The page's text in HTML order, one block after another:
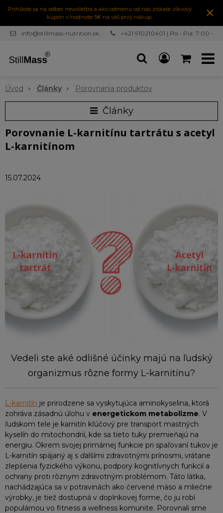
Prihláste sa na odber newslettra a ako odmenu od nás získate zľavový
kupón v hodnote 5€ na váš prvý nákup.
×
info@stillmass-nutrition.sk
+421 910210401 | Po - Pia: 7:00 -
Úvod Články Porovnania produktov
Články
Porovnanie L-karnitínu tartrátu s acetyl
L-karnitínom
15.07.2024
Vedeli ste aké odlišné účinky majú na ľudský
organizmus rôzne formy L-karnitínu?
L-karnitín je prirodzene sa vyskytujúca aminokyselina, ktorá
zohráva zásadnú úlohu v energetickom metabolizme. V
ľudskom tele je karnitín kľúčový pre transport mastných
kyselín do mitochondrií, kde sa tieto tuky premieňajú na
energiu. Okrem svojej primárnej funkcie pri spaľovaní tukov je
L-karnitín spájaný aj s ďalšími zdravotnými prínosmi, vrátane
zlepšenia fyzického výkonu, podpory kognitívnych funkcií a
ochrany proti rôznym zdravotným problémom. Táto látka,
nachádzajúca sa v potravinách ako červené mäso a mliečne
výrobky, je tiež dostupná v doplnkovej forme, čo ju robí
populárnou vo fitness a wellness komunite. Porovnali sme